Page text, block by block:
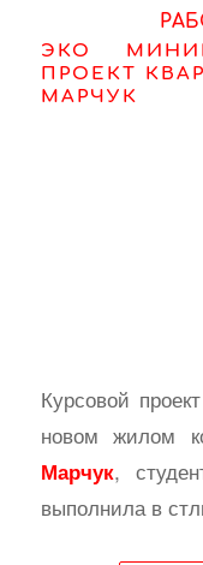
ЭКО
ПРОЕКТ
МАРЧУК
Курсовой
новом жилом
Марчук,
выполнила в